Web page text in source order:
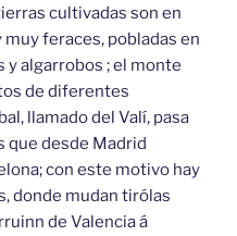
cultivadas son en
feraces, pobladas en
y algarrobos ; el monte
de diferentes
llamado del Valí, pasa
que desde Madrid
con este motivo hay
donde mudan tirólas
de Valencia á